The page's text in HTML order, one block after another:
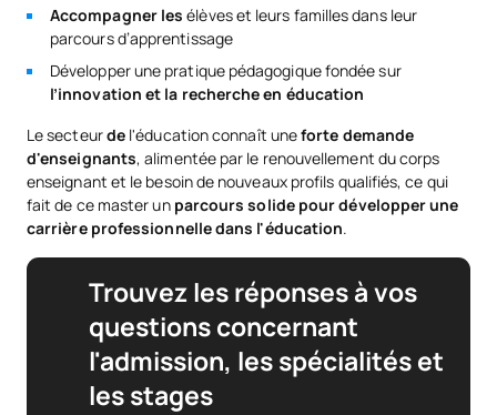
Accompagner lesélèves et leurs familles dans leur
parcours d’apprentissage
Développer une pratique pédagogique fondée sur
l’innovation et la recherche en éducation
Le secteurde l'éducation connaît uneforte demande
d'enseignants, alimentée par le renouvellement du corps
enseignant et le besoin de nouveaux profils qualifiés, ce qui
fait de ce master un parcours solide pour développer une
carrière professionnelle dans l'éducation.
Trouvez les réponses à vos
questions concernant
l'admission, les spécialités et
les stages